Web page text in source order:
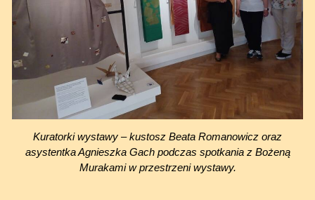
Kuratorki wystawy – kustosz Beata Romanowicz oraz
asystentka Agnieszka Gach podczas spotkania z Bożeną
Murakami w przestrzeni wystawy.